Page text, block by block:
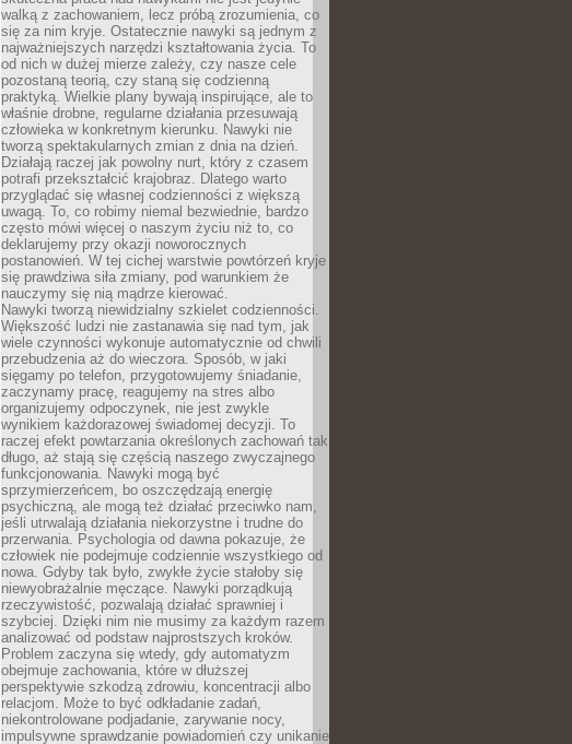
walką z zachowaniem, lecz próbą zrozumienia, co
się za nim kryje. Ostatecznie nawyki są jednym z
najważniejszych narzędzi kształtowania życia. To
od nich w dużej mierze zależy, czy nasze cele
pozostaną teorią, czy staną się codzienną
praktyką. Wielkie plany bywają inspirujące, ale to
właśnie drobne, regularne działania przesuwają
człowieka w konkretnym kierunku. Nawyki nie
tworzą spektakularnych zmian z dnia na dzień.
Działają raczej jak powolny nurt, który z czasem
potrafi przekształcić krajobraz. Dlatego warto
przyglądać się własnej codzienności z większą
uwagą. To, co robimy niemal bezwiednie, bardzo
często mówi więcej o naszym życiu niż to, co
deklarujemy przy okazji noworocznych
postanowień. W tej cichej warstwie powtórzeń kryje
się prawdziwa siła zmiany, pod warunkiem że
nauczymy się nią mądrze kierować.
Nawyki tworzą niewidzialny szkielet codzienności.
Większość ludzi nie zastanawia się nad tym, jak
wiele czynności wykonuje automatycznie od chwili
przebudzenia aż do wieczora. Sposób, w jaki
sięgamy po telefon, przygotowujemy śniadanie,
zaczynamy pracę, reagujemy na stres albo
organizujemy odpoczynek, nie jest zwykle
wynikiem każdorazowej świadomej decyzji. To
raczej efekt powtarzania określonych zachowań tak
długo, aż stają się częścią naszego zwyczajnego
funkcjonowania. Nawyki mogą być
sprzymierzeńcem, bo oszczędzają energię
psychiczną, ale mogą też działać przeciwko nam,
jeśli utrwalają działania niekorzystne i trudne do
przerwania. Psychologia od dawna pokazuje, że
człowiek nie podejmuje codziennie wszystkiego od
nowa. Gdyby tak było, zwykłe życie stałoby się
niewyobrażalnie męczące. Nawyki porządkują
rzeczywistość, pozwalają działać sprawniej i
szybciej. Dzięki nim nie musimy za każdym razem
analizować od podstaw najprostszych kroków.
Problem zaczyna się wtedy, gdy automatyzm
obejmuje zachowania, które w dłuższej
perspektywie szkodzą zdrowiu, koncentracji albo
relacjom. Może to być odkładanie zadań,
niekontrolowane podjadanie, zarywanie nocy,
impulsywne sprawdzanie powiadomień czy unikanie